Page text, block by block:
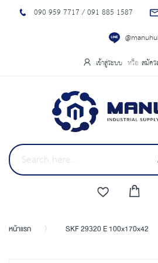
090 959 7717 / 091 885 1587
เข้าสู่ระบบ สมัคร
หน้าแรก SKF 29320 E 100x170x42